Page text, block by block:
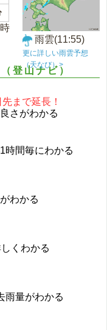
雨雲(11:55)
更に詳しい雨雲予想
（天なび）>
登山ナビ）
まで延長！
さがわかる
時間毎にわかる
わかる
くわかる
雨量がわかる